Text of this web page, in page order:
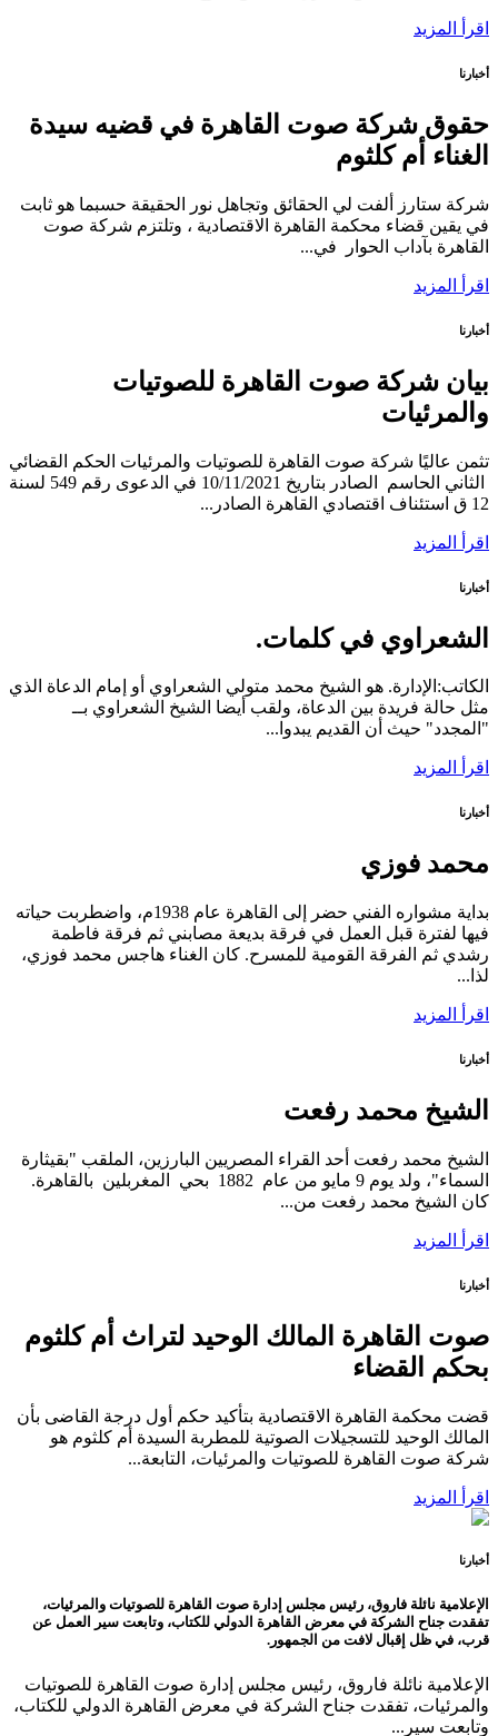
اقرأ المزيد
أخبارنا
حقوق شركة صوت القاهرة في قضيه سيدة
الغناء أم كلثوم
شركة ستارز ألفت لي الحقائق وتجاهل نور الحقيقة حسبما هو ثابت
في يقين قضاء محكمة القاهرة الاقتصادية ، وتلتزم شركة صوت
القاهرة بآداب الحوار في...
اقرأ المزيد
أخبارنا
بيان شركة صوت القاهرة للصوتيات
والمرئيات
تثمن عاليًا شركة صوت القاهرة للصوتيات والمرئيات الحكم القضائي
الثاني الحاسم الصادر بتاريخ 10/11/2021 في الدعوى رقم 549 لسنة
12 ق استئناف اقتصادي القاهرة الصادر...
اقرأ المزيد
أخبارنا
الشعراوي في كلمات.
الكاتب:الإدارة. هو الشيخ محمد متولي الشعراوي أو إمام الدعاة الذي
مثل حالة فريدة بين الدعاة، ولقب أيضا الشيخ الشعراوي بــ
"المجدد" حيث أن القديم يبدوا...
اقرأ المزيد
أخبارنا
محمد فوزي
بداية مشواره الفني حضر إلى القاهرة عام 1938م، واضطربت حياته
فيها لفترة قبل العمل في فرقة بديعة مصابني ثم فرقة فاطمة
رشدي ثم الفرقة القومية للمسرح. كان الغناء هاجس محمد فوزي،
لذا...
اقرأ المزيد
أخبارنا
الشيخ محمد رفعت
الشيخ محمد رفعت أحد القراء المصريين البارزين، الملقب "بقيثارة
السماء"، ولد يوم 9 مايو من عام 1882 بحي المغربلين بالقاهرة.
كان الشيخ محمد رفعت من...
اقرأ المزيد
أخبارنا
صوت القاهرة المالك الوحيد لتراث أم كلثوم
بحكم القضاء
قضت محكمة القاهرة الاقتصادية بتأكيد حكم أول درجة القاضى بأن
المالك الوحيد للتسجيلات الصوتية للمطربة السيدة أم كلثوم هو
شركة صوت القاهرة للصوتيات والمرئيات، التابعة...
اقرأ المزيد
أخبارنا
الإعلامية نائلة فاروق، رئيس مجلس إدارة صوت القاهرة للصوتيات والمرئيات،
تفقدت جناح الشركة في معرض القاهرة الدولي للكتاب، وتابعت سير العمل عن
قرب، في ظل إقبال لافت من الجمهور.
الإعلامية نائلة فاروق، رئيس مجلس إدارة صوت القاهرة للصوتيات
والمرئيات، تفقدت جناح الشركة في معرض القاهرة الدولي للكتاب،
وتابعت سير...